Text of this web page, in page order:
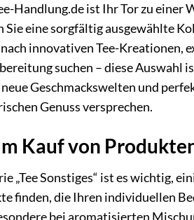
Handlung.de ist Ihr Tor zu
eine sorgfältig ausgewählte
innovativen Tee-Kreationen,
suchen – diese Auswahl
neue Geschmackswelten und
Genuss versprechen.
Kauf von Produkten
„Tee Sonstiges“ ist es wichtig,
finden, die Ihren individuellen
bei aromatisierten